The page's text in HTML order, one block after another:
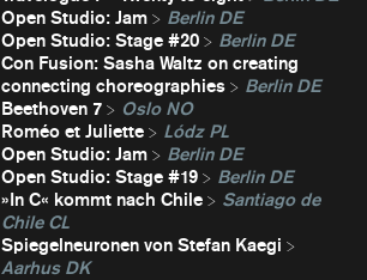
Open Studio: Jam
Berlin DE
Open Studio: Stage #20
Berlin DE
Con Fusion: Sasha Waltz on creating
connecting choreographies
Berlin DE
Beethoven 7
Oslo NO
Roméo et Juliette
Lódz PL
Open Studio: Jam
Berlin DE
Open Studio: Stage #19
Berlin DE
»In C« kommt nach Chile
Santiago de
Chile CL
Spiegelneuronen von Stefan Kaegi
Aarhus DK